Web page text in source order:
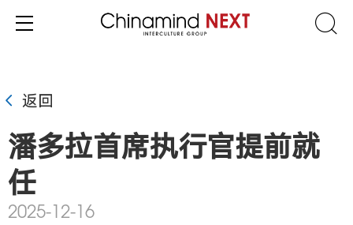
返回
潘多拉首席执行官提前就
任
2025-12-16